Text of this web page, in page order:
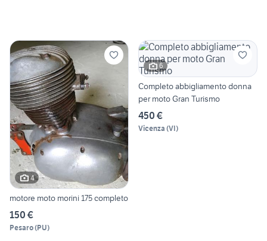
4
motore moto morini 175 completo
150 €
Pesaro(PU)
6
Completo abbigliamento donna
per moto Gran Turismo
450 €
Vicenza (VI)